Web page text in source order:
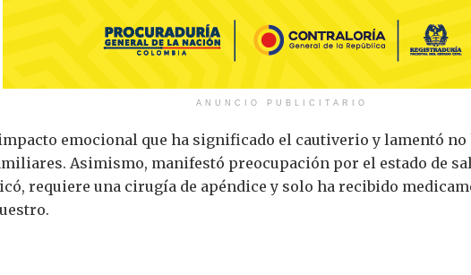
ANUNCIO PUBLICITARIO
emocional que ha significado el cautiverio y lamentó
Asimismo, manifestó preocupación por el estado de
requiere una cirugía de apéndice y solo ha recibido